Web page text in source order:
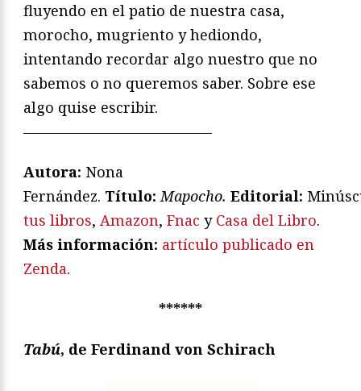
fluyendo en el patio de nuestra casa,
morocho, mugriento y hediondo,
intentando recordar algo nuestro que no
sabemos o no queremos saber. Sobre ese
algo quise escribir.
—————————————
Autora: Nona
Fernández. Título: Mapocho. Editorial:
tus libros, Amazon, Fnac y Casa del Libro.
Más información: artículo publicado en
Zenda.
******
Tabú, de Ferdinand von Schirach